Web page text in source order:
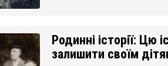
Родинні історії: Цю
залишити своїм